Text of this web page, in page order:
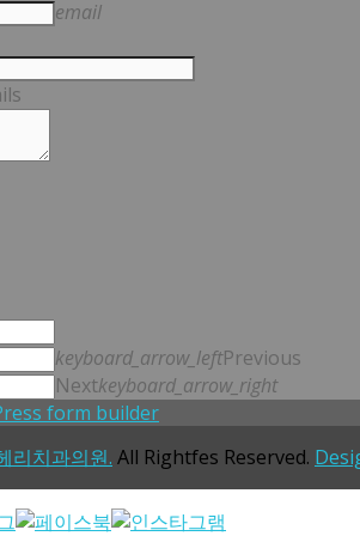
email
keyboard_arrow_leftPrevious
Nextkeyboard_arrow_right
form builder
리치과의원. All Rightfes Reserved.